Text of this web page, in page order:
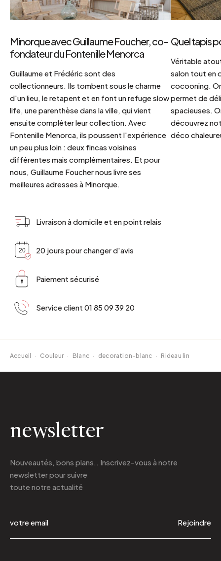
Minorque avec Guillaume Foucher, co-
fondateur du Fontenille Menorca
Guillaume et Frédéric sont des
collectionneurs. Ils tombent sous le charme
d'un lieu, le retapent et en font un refuge slow
life, une parenthèse dans la ville, qui vient
ensuite compléter leur collection. Avec
Fontenille Menorca, ils poussent l'expérience
un peu plus loin : deux fincas voisines
différentes mais complémentaires. Et pour
nous, Guillaume Foucher nous livre ses
meilleures adresses à Minorque.
Quel tapis
Véritable
salon tout en
cocooning.
permet de
spacieuses.
découvrez
déco
Livraison à domicile et en point relais
20 jours pour changer d'avis
Paiement sécurisé
Service client 01 85 09 39 20
Accueil · Couleur · Blanc · decoration-blanc · Rideau lin
newsletter
Nouveautés, bons plans.. Inscrivez-vous à notre
newsletterpour suivre
toute notre actualité
Rejoindre